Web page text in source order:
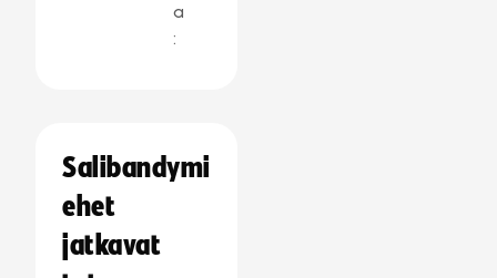
a
:
Salibandymi
ehet
jatkavat